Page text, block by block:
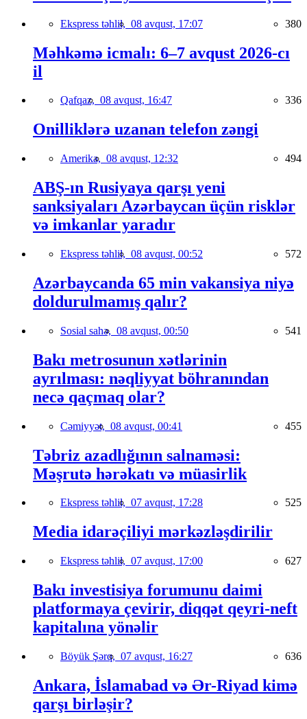
Ekspress təhlil, 08 avqust, 17:07 380
Məhkəmə icmalı: 6–7 avqust 2026-cı
il
Qafqaz, 08 avqust, 16:47 336
Onilliklərə uzanan telefon zəngi
Amerika, 08 avqust, 12:32 494
ABŞ-ın Rusiyaya qarşı yeni
sanksiyaları Azərbaycan üçün risklər
və imkanlar yaradır
Ekspress təhlil, 08 avqust, 00:52 572
Azərbaycanda 65 min vakansiya niyə
doldurulmamış qalır?
Sosial sahə, 08 avqust, 00:50 541
Bakı metrosunun xətlərinin
ayrılması: nəqliyyat böhranından
necə qaçmaq olar?
Cəmiyyət, 08 avqust, 00:41 455
Təbriz azadlığının salnaməsi:
Məşrutə hərəkatı və müasirlik
Ekspress təhlil, 07 avqust, 17:28 525
Media idarəçiliyi mərkəzləşdirilir
Ekspress təhlil, 07 avqust, 17:00 627
Bakı investisiya forumunu daimi
platformaya çevirir, diqqət qeyri-neft
kapitalına yönəlir
Böyük Şərq, 07 avqust, 16:27 636
Ankara, İslamabad və Ər-Riyad kimə
qarşı birləşir?